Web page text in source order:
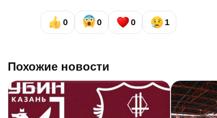
0 0 0 1
Похожие новости